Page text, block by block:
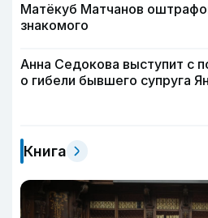
Матёкуб Матчанов
знакомого
Анна Седокова выступит с
о гибели бывшего супруга
Книга